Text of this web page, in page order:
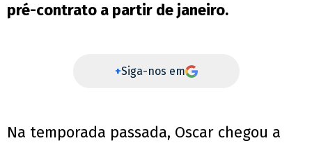
pré-contrato a partir de janeiro.
+Siga-nos em
Na temporada passada, Oscar chegou a